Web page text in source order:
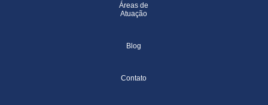
Áreas de
Atuação
Blog
Contato